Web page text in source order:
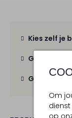
Om
dienst
op
Kies zelf je
Gratis
Gratis